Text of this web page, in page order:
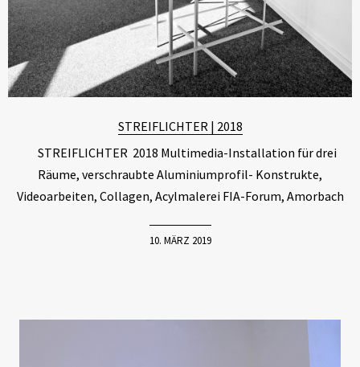
STREIFLICHTER | 2018
STREIFLICHTER 2018 Multimedia-Installation für drei
Räume, verschraubte Aluminiumprofil- Konstrukte,
Videoarbeiten, Collagen, Acylmalerei FIA-Forum, Amorbach
10. MÄRZ 2019